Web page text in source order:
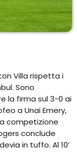
Villa rispetta i
Sono
la firma sul 3-0 ai
a Unai Emery,
competizione
conclude
in tuffo. Al 10′